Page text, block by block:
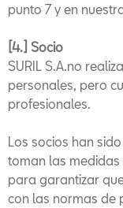
punto 7 y en
[4.] Socio
SURIL S.A.no
personales, pero
profesionales.
Los socios han
toman las
para garantizar
con las normas de